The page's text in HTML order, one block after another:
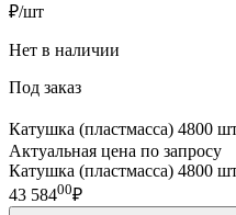
₽/шт
Нет в наличии
Под заказ
Катушка (пластмасса) 4800
Актуальная цена по запросу
Катушка (пластмасса) 4800
43 58400₽